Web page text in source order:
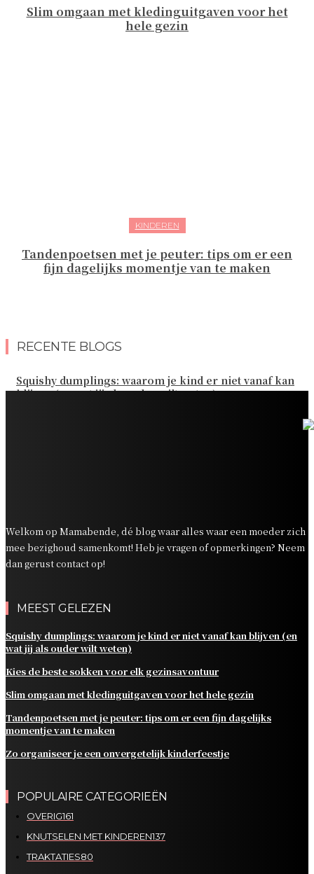
Slim omgaan met kledinguitgaven voor het
hele gezin
KINDEREN
Tandenpoetsen met je peuter: tips om er een
fijn dagelijks momentje van te maken
RECENTE BLOGS
Squishy dumplings: waarom je kind er niet vanaf kan
blijven (en wat jij als ouder wilt weten)
Welkom op Mamabende, dé blog waar alles waar een moeder zich
mee bezighoud samenkomt! Heb je vragen of opmerkingen? Neem
dan gerust contact op!
MEEST GELEZEN
Squishy dumplings: waarom je kind er niet vanaf kan blijven (en
wat jij als ouder wilt weten)
Kies de beste sokken voor elk gezinsavontuur
Slim omgaan met kledinguitgaven voor het hele gezin
Tandenpoetsen met je peuter: tips om er een fijn dagelijks
momentje van te maken
Zo organiseer je een onvergetelijk kinderfeestje
POPULAIRE CATEGORIEËN
OVERIG161
KNUTSELEN MET KINDEREN137
TRAKTATIES80